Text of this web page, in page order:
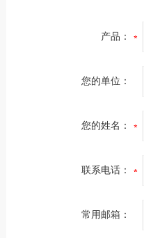
产品：
您的单位：
您的姓名：
联系电话：
常用邮箱：